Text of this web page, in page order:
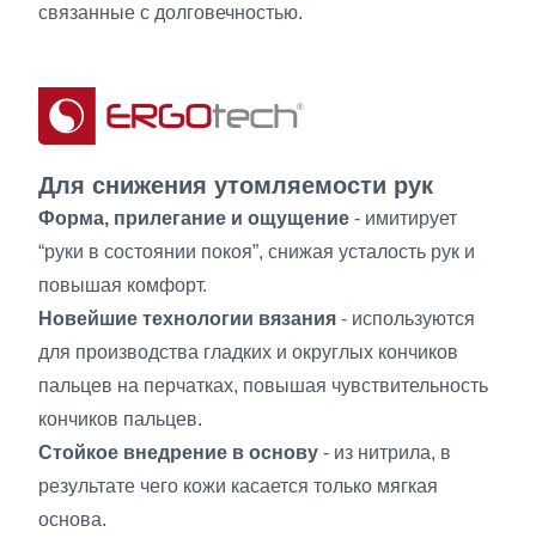
связанные с долговечностью.
Для снижения утомляемости рук
Форма, прилегание и ощущение - имитирует
“руки в состоянии покоя”, снижая усталость рук и
повышая комфорт.
Новейшие технологии вязания - используются
для производства гладких и округлых кончиков
пальцев на перчатках, повышая чувствительность
кончиков пальцев.
Стойкое внедрение в основу - из нитрила, в
результате чего кожи касается только мягкая
основа.